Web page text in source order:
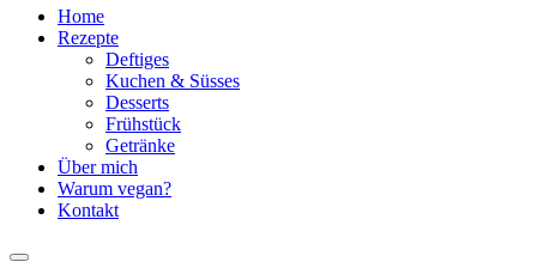
Home
Rezepte
Deftiges
Kuchen & Süsses
Desserts
Frühstück
Getränke
Über mich
Warum vegan?
Kontakt